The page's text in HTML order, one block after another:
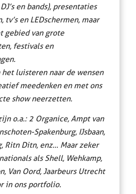
en bands), presentaties
en LEDschermen, maar
gebied van grote
festivals en
luisteren naar de wensen
meedenkenen met ons
show neerzetten.
o.a.: 2 Organice, Ampt van
Spakenburg, IJsbaan,
Ritn Ditn, enz… Maar zeker
als Shell, Wehkamp,
Van Oord, Jaarbeurs Utrecht
in ons portfolio.